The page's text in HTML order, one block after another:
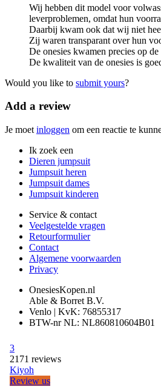
Wij hebben dit model voor
leverproblemen, omdat hun
Daarbij kwam ook dat wij niet
Zij waren transparant over hun
De onesies kwamen precies op
De kwaliteit van de onesies is
Would you like to submit yours?
Add a review
Je moet inloggen om een reactie te
Ik zoek een
Dieren jumpsuit
Jumpsuit heren
Jumpsuit dames
Jumpsuit kinderen
Service & contact
Veelgestelde vragen
Retourformulier
Contact
Algemene voorwaarden
Privacy
OnesiesKopen.nl
Able & Borret B.V.
Venlo | KvK: 76855317
BTW-nr NL: NL860810604B01